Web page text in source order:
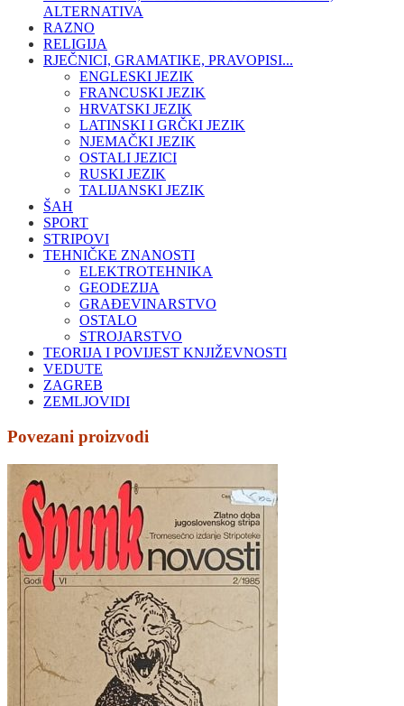
ALTERNATIVA
RAZNO
RELIGIJA
RJEČNICI, GRAMATIKE, PRAVOPISI...
ENGLESKI JEZIK
FRANCUSKI JEZIK
HRVATSKI JEZIK
LATINSKI I GRČKI JEZIK
NJEMAČKI JEZIK
OSTALI JEZICI
RUSKI JEZIK
TALIJANSKI JEZIK
ŠAH
SPORT
STRIPOVI
TEHNIČKE ZNANOSTI
ELEKTROTEHNIKA
GEODEZIJA
GRAĐEVINARSTVO
OSTALO
STROJARSTVO
TEORIJA I POVIJEST KNJIŽEVNOSTI
VEDUTE
ZAGREB
ZEMLJOVIDI
Povezani proizvodi